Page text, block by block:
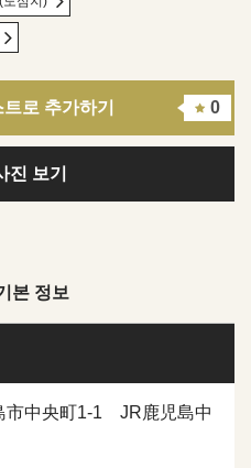
로 추가하기 0
진 보기
본 정보
中央町1-1 JR鹿児島中